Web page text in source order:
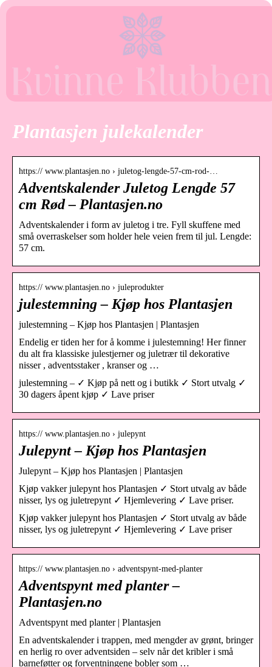
Plantasjen julekalender
https:// www.plantasjen.no › juletog-lengde-57-cm-rod-…
Adventskalender Juletog Lengde 57
cm Rød – Plantasjen.no
Adventskalender i form av juletog i tre. Fyll skuffene med
små overraskelser som holder hele veien frem til jul. Lengde:
57 cm.
https:// www.plantasjen.no › juleprodukter
julestemning – Kjøp hos Plantasjen
julestemning – Kjøp hos Plantasjen | Plantasjen
Endelig er tiden her for å komme i julestemning! Her finner
du alt fra klassiske julestjerner og juletrær til dekorative
nisser , adventsstaker , kranser og …
julestemning – ✓ Kjøp på nett og i butikk ✓ Stort utvalg ✓
30 dagers åpent kjøp ✓ Lave priser
https:// www.plantasjen.no › julepynt
Julepynt – Kjøp hos Plantasjen
Julepynt – Kjøp hos Plantasjen | Plantasjen
Kjøp vakker julepynt hos Plantasjen ✓ Stort utvalg av både
nisser, lys og juletrepynt ✓ Hjemlevering ✓ Lave priser.
Kjøp vakker julepynt hos Plantasjen ✓ Stort utvalg av både
nisser, lys og juletrepynt ✓ Hjemlevering ✓ Lave priser
https:// www.plantasjen.no › adventspynt-med-planter
Adventspynt med planter –
Plantasjen.no
Adventspynt med planter | Plantasjen
En adventskalender i trappen, med mengder av grønt, bringer
en herlig ro over adventsiden – selv når det kribler i små
barneføtter og forventningene bobler som …